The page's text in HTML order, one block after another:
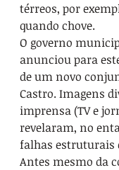
térreos, por
quando chove.
O governo
anunciou para
de um novo
Castro. Imagens
imprensa (TV e
revelaram, no
falhas estruturais
Antes mesmo da